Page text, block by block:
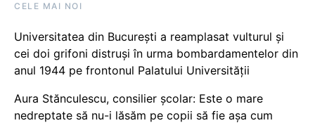
CELE MAI NOI
Universitatea din București a reamplasat vulturul și
cei doi grifoni distruși în urma bombardamentelor din
anul 1944 pe frontonul Palatului Universității
Aura Stănculescu, consilier școlar: Este o mare
nedreptate să nu-i lăsăm pe copii să fie așa cum